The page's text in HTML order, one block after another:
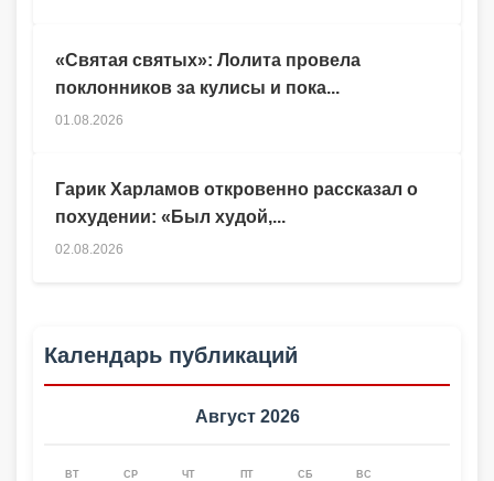
Гарик Харламов откровенно рассказал о
похудении: «Был худой,...
02.08.2026
«Святая святых»: Лолита провела
поклонников за кулисы и пока...
01.08.2026
Календарь публикаций
Август 2026
ВТ СР ЧТ ПТ СБ ВС